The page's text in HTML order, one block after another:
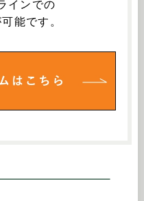
インでの
能です。